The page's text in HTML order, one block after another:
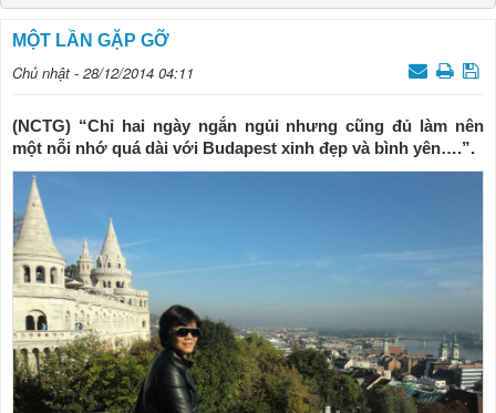
MỘT LẦN GẶP GỠ
Chủ nhật - 28/12/2014 04:11
(NCTG) “Chỉ hai ngày ngắn ngủi nhưng cũng đủ làm nên
một nỗi nhớ quá dài với Budapest xinh đẹp và bình yên….”.